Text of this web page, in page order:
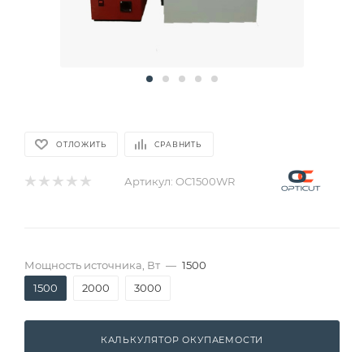
ОТЛОЖИТЬ СРАВНИТЬ
Артикул: OC1500WR
Мощность источника, Вт — 1500
1500
2000 3000
КАЛЬКУЛЯТОР ОКУПАЕМОСТИ